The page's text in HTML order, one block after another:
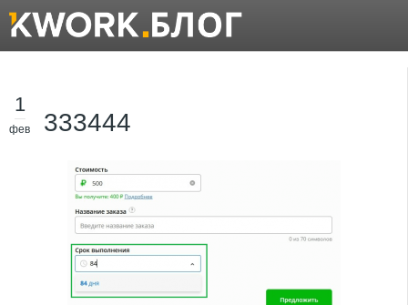
1
фев 333444